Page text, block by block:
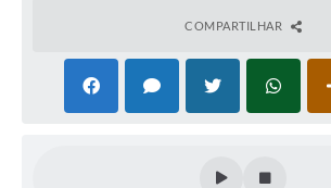
COMPARTILHAR